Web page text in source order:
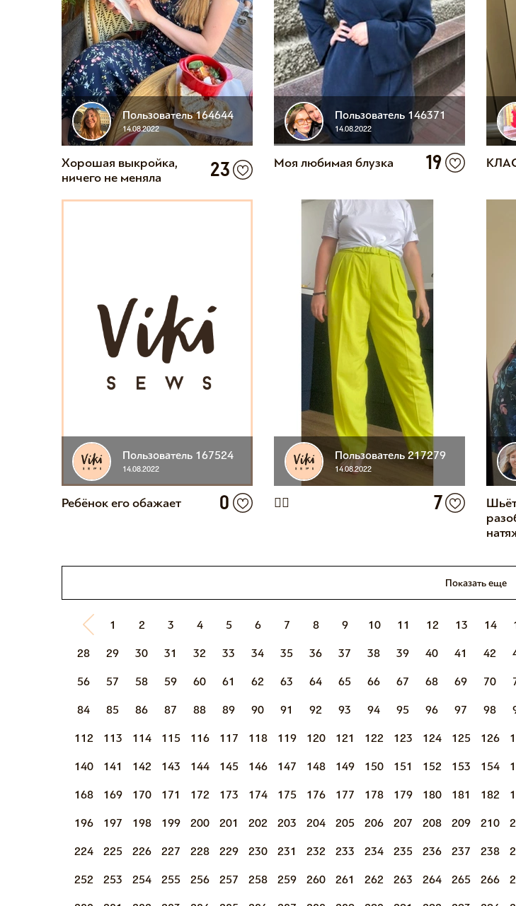
Пользователь 164644
14.08.2022
Хорошая выкройка,
ничего не меняла
23
Пользователь 146371
14.08.2022
Моя любимая блузка 19
Пользователь 167524
14.08.2022
Ребёнок его обажает 0
Пользователь 217279
14.08.2022
👍🏻 7
Показать еще
1 2 3 4 5 6 7 8 9 10 11 12 13 14
28 29 30 31 32 33 34 35 36 37 38 39 40 41 42
56 57 58 59 60 61 62 63 64 65 66 67 68 69 70
84 85 86 87 88 89 90 91 92 93 94 95 96 97 98
112 113 114 115 116 117 118 119 120 121 122 123 124 125 126
140 141 142 143 144 145 146 147 148 149 150 151 152 153 154
168 169 170 171 172 173 174 175 176 177 178 179 180 181 182
196 197 198 199 200 201 202 203 204 205 206 207 208 209 210
224 225 226 227 228 229 230 231 232 233 234 235 236 237 238
252 253 254 255 256 257 258 259 260 261 262 263 264 265 266